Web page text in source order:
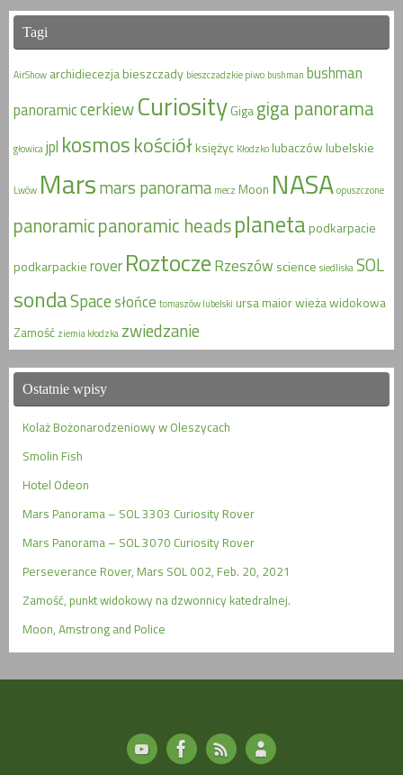
Tagi
AirShow archidiecezjabieszczady bieszczadzkie piwo bushman bushman
panoramiccerkiewCuriosityGigagiga panorama
głowicajpl kosmoskościółksiężyc Kłodzkolubaczówlubelskie
Lwów Marsmars panorama mecz Moon NASAopuszczone
panoramicpanoramic headsplanetapodkarpacie
podkarpackierover Roztocze Rzeszów science siedliskaSOL
sondaSpacesłońce tomaszów lubelski ursa maiorwieża widokowa
Zamość ziemia kłodzka zwiedzanie
Ostatnie wpisy
Kolaż Bożonarodzeniowy w Oleszycach
Smolin Fish
Hotel Odeon
Mars Panorama – SOL 3303 Curiosity Rover
Mars Panorama – SOL 3070 Curiosity Rover
Perseverance Rover, Mars SOL 002, Feb. 20, 2021
Zamość, punkt widokowy na dzwonnicy katedralnej.
Moon, Amstrong and Police